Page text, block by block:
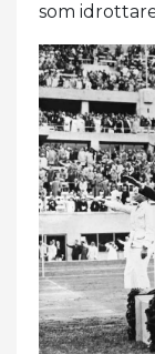
som